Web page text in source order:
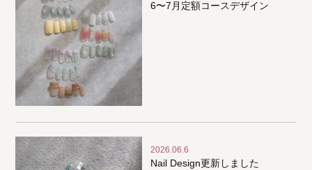
6〜7月定額コースデザイン
2026.06.6
Nail Design更新しました